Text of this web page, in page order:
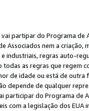
partipar do Programa
Associados nem a
industriais, regras auto-
as regras que regem
de idade ou está de
depende de qualquer
participar do Programa
com a legislação dos